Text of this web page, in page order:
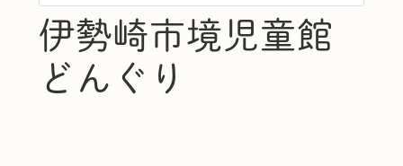
伊勢崎市境児童館
どんぐり